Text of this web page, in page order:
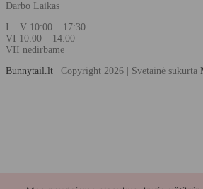
Darbo Laikas
I – V 10:00 – 17:30
VI 10:00 – 14:00
VII nedirbame
Bunnytail.lt | Copyright 2026 | Svetainė sukurta